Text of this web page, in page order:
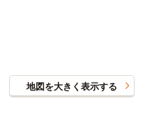
地図を大きく表示する